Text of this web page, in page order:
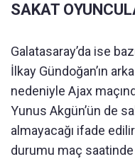
SAKAT
Galatasaray’da ise
İlkay Gündoğan’ın
nedeniyle Ajax
Yunus Akgün’ün de
almayacağı ifade
durumu maç saatinde